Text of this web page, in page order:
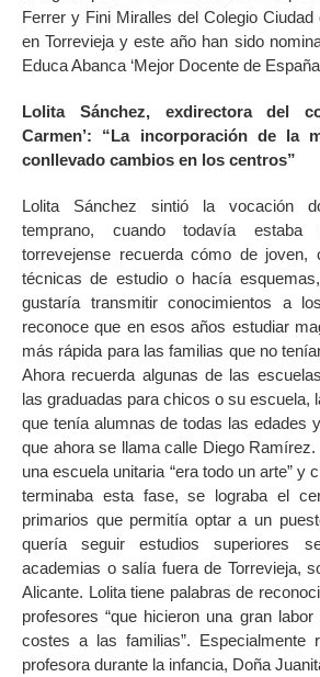
Ferrer y Fini Miralles del Colegio
en Torrevieja y este año han sido
Educa Abanca ‘Mejor Docente de
Lolita Sánchez, exdirectora del
Carmen’: “La incorporación de la
conllevado cambios en los centros”
Lolita Sánchez sintió la vocación
temprano, cuando todavía
torrevejense recuerda cómo de joven,
técnicas de estudio o hacía
gustaría transmitir conocimientos a
reconoce que en esos años estudiar
más rápida para las familias que no
Ahora recuerda algunas de las
las graduadas para chicos o su escuela,
que tenía alumnas de todas las edades
que ahora se llama calle Diego
una escuela unitaria “era todo un arte” y
terminaba esta fase, se lograba el
primarios que permitía optar a un
quería seguir estudios superiores
academias o salía fuera de Torrevieja,
Alicante. Lolita tiene palabras de
profesores “que hicieron una gran
costes a las familias”. Especialmente
profesora durante la infancia, Doña